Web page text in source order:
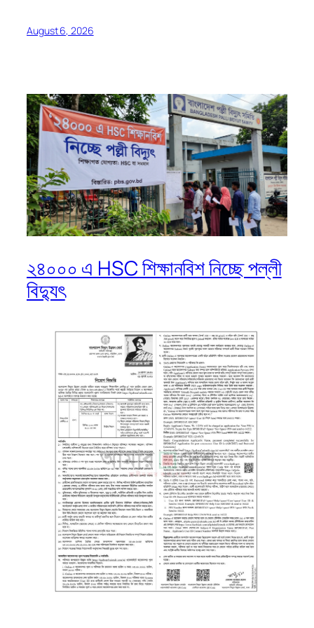
August 6, 2026
২৪০০০ এ HSC শিক্ষানবিশ নিচ্ছে পল্লী
বিদ্যুৎ